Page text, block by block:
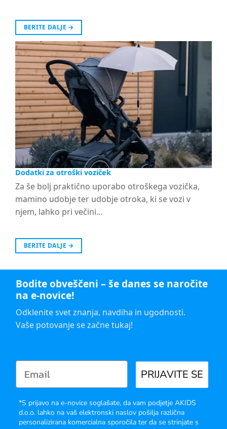
BERITE DALJE →
Dodatki za otroški voziček
Za še bolj praktično uporabo otroškega vozička,
mamino udobje ter udobje otroka, ki se vozi v
njem, lahko pri večini…
BERITE DALJE →
Bodite obveščeni – še danes se naročite
na e-novice!
Odklenite svet znanja, navdiha in ugodnosti.
Vaše potovanje se začne tukaj!
PRIJAVITE SE
*S prijavo na e-novice soglašate, da vam podjetje AKIDS
d.o.o. lahko na vaš elektronski naslov pošilja različna
personalizirana komercialna sporočila ter da se strinjate s